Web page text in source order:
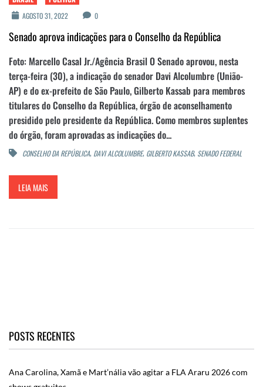
AGOSTO 31, 2022
0
Senado aprova indicações para o Conselho da República
Foto: Marcello Casal Jr./Agência Brasil O Senado aprovou, nesta
terça-feira (30), a indicação do senador Davi Alcolumbre (União-
AP) e do ex-prefeito de São Paulo, Gilberto Kassab para membros
titulares do Conselho da República, órgão de aconselhamento
presidido pelo presidente da República. Como membros suplentes
do órgão, foram aprovadas as indicações do...
CONSELHO DA REPÚBLICA, DAVI ALCOLUMBRE, GILBERTO KASSAB, SENADO FEDERAL
LEIA MAIS
POSTS RECENTES
Ana Carolina, Xamã e Mart’nália vão agitar a FLA Araru 2026 com